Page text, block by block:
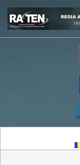
Skip
content
RATEN